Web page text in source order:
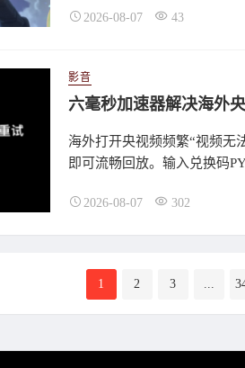
2026-08-07 43
影音
六毫秒加速器解决海外
海外打开央视频频繁“视频无
即可流畅回放。输入兑换码
2026-08-07 302
1 2 3 ...